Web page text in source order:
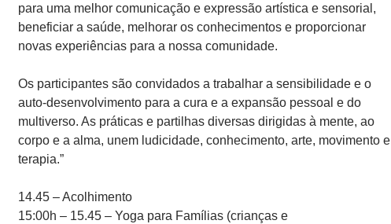
para uma melhor comunicação e expressão artística e sensorial,
beneficiar a saúde, melhorar os conhecimentos e proporcionar
novas experiências para a nossa comunidade.
Os participantes são convidados a trabalhar a sensibilidade e o
auto-desenvolvimento para a cura e a expansão pessoal e do
multiverso. As práticas e partilhas diversas dirigidas à mente, ao
corpo e a alma, unem ludicidade, conhecimento, arte, movimento e
terapia.”
14.45 – Acolhimento
15:00h – 15.45 – Yoga para Famílias (crianças e